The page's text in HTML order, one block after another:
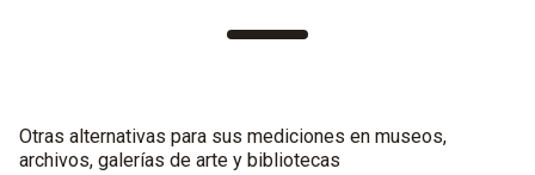
Otras alternativas para sus mediciones en museos,
archivos, galerías de arte y bibliotecas